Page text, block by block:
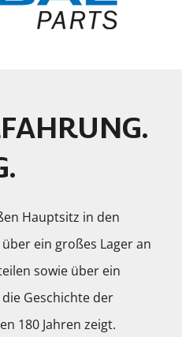
Hauptsitz in den
ein großes Lager an
sowie über ein
Geschichte der
180 Jahren zeigt.